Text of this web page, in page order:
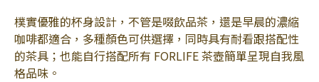
樸實優雅的杯身設計，不管是啜飲品茶，還是早晨的濃縮
咖啡都適合，多種顏色可供選擇，同時具有耐看跟搭配性
的茶具；也能自行搭配所有 FORLIFE 茶壺簡單呈現自我風
格品味。